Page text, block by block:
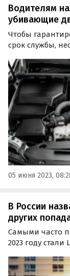
Водителям
убивающие
Чтобы
срок службы,
Такой совет
05 июня 2023,
В России
других
Самыми часто
2023 году стали
«Страхового